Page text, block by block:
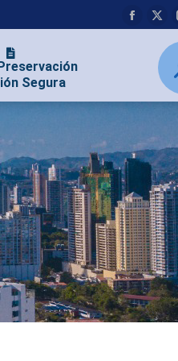
Segura